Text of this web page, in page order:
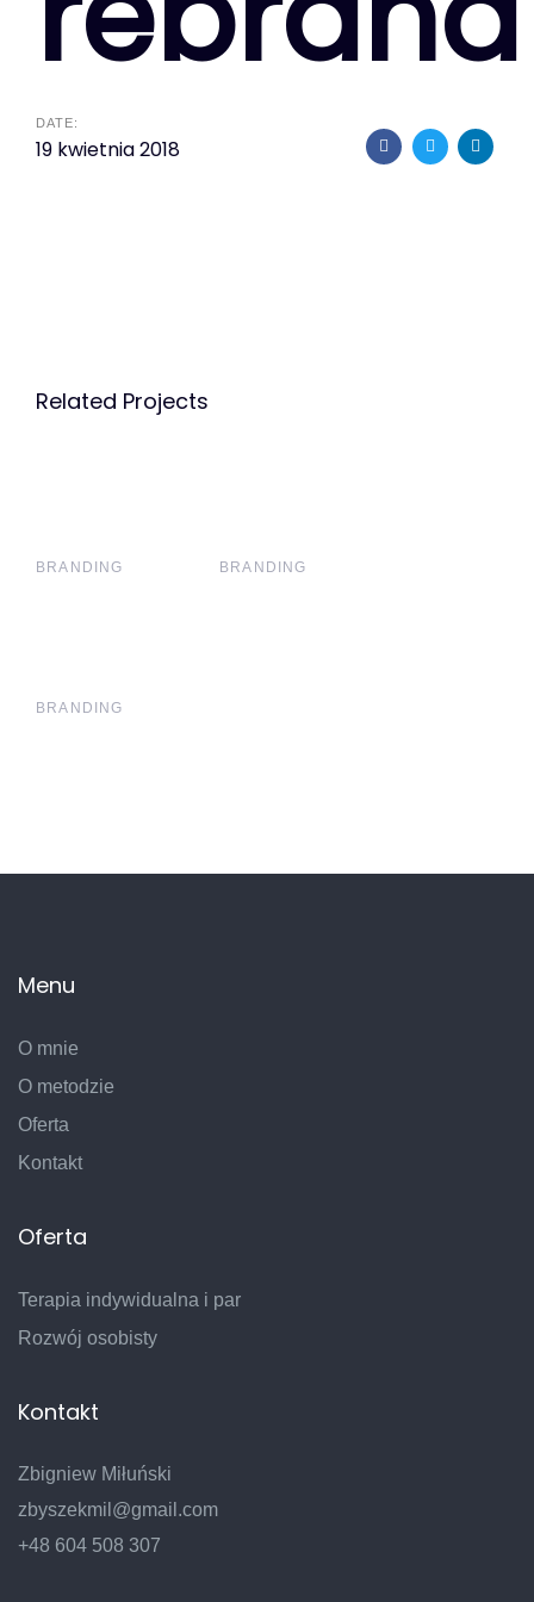
DATE:
19 kwietnia 2018
Related Projects
BRANDING BRANDING
BRANDING
Menu
O mnie
O metodzie
Oferta
Kontakt
Oferta
Terapia indywidualna i par
Rozwój osobisty
Kontakt
Zbigniew Miłuński
zbyszekmil@gmail.com
+48 604 508 307